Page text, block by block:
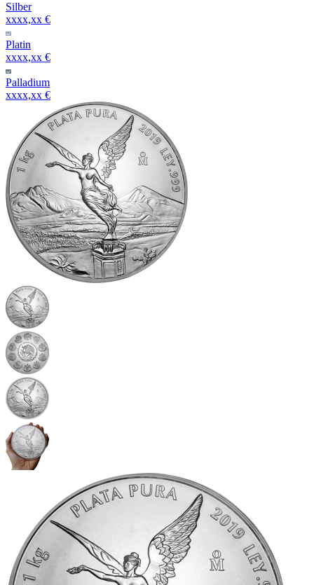
Silber
xxxx,xx €
Platin
xxxx,xx €
Palladium
xxxx,xx €